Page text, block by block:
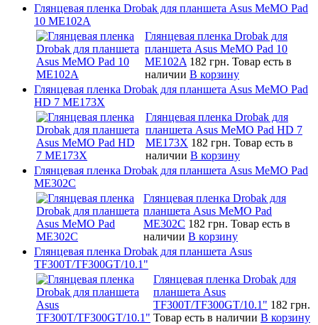
Глянцевая пленка Drobak для планшета Asus MeMO Pad
10 ME102A
Глянцевая пленка Drobak для
планшета Asus MeMO Pad 10
ME102A 182 грн. Товар есть в
наличии В корзину
Глянцевая пленка Drobak для планшета Asus MeMO Pad
HD 7 ME173X
Глянцевая пленка Drobak для
планшета Asus MeMO Pad HD 7
ME173X 182 грн. Товар есть в
наличии В корзину
Глянцевая пленка Drobak для планшета Asus MeMO Pad
ME302C
Глянцевая пленка Drobak для
планшета Asus MeMO Pad
ME302C 182 грн. Товар есть в
наличии В корзину
Глянцевая пленка Drobak для планшета Asus
TF300T/TF300GT/10.1"
Глянцевая пленка Drobak для
планшета Asus
TF300T/TF300GT/10.1" 182 грн.
Товар есть в наличии В корзину